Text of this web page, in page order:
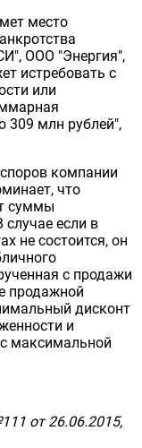
место
ООО "Энергия",
истребовать с
или
309 млн рублей",
компании
что
суммы
если в
не состоится, он
с продажи
продажной
дисконт
и
максимальной
от26.06.2015,